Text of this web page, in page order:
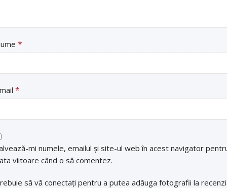
*
*
mi numele, emailul și site-ul web în acest navigator
viitoare când o să comentez.
să vă conectați pentru a putea adăuga fotografii la